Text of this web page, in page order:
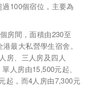
100個宿位，主要為
房間，面積由230至
最大私營學生宿舍。
房、三人房及四人
人房由15,500元起、
起，而4人房由7,300元